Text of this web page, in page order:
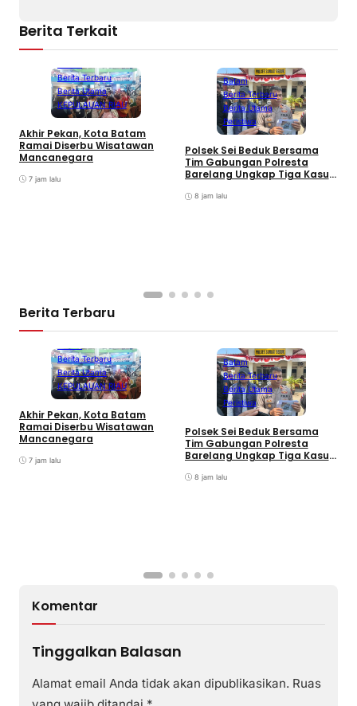
Berita Terkait
Berita Terbaru
Berita Utama
KEPULAUAN RIAU
Akhir Pekan, Kota Batam
Ramai Diserbu Wisatawan
Mancanegara
7 jam lalu
Batam
Berita Terbaru
Berita Utama
Peristiwa
Polsek Sei Beduk Bersama
Tim Gabungan Polresta
Barelang Ungkap Tiga Kasus
8 jam lalu
Berita Terbaru
Berita Terbaru
Berita Utama
KEPULAUAN RIAU
Akhir Pekan, Kota Batam
Ramai Diserbu Wisatawan
Mancanegara
7 jam lalu
Batam
Berita Terbaru
Berita Utama
Peristiwa
Polsek Sei Beduk Bersama
Tim Gabungan Polresta
Barelang Ungkap Tiga Kasus
8 jam lalu
Komentar
Tinggalkan Balasan
Alamat email Anda tidak akan dipublikasikan. Ruas